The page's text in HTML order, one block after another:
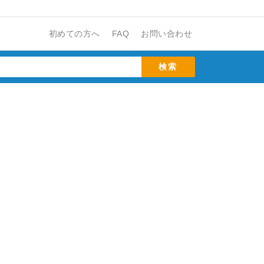
初めての方へ FAQ お問い合わせ